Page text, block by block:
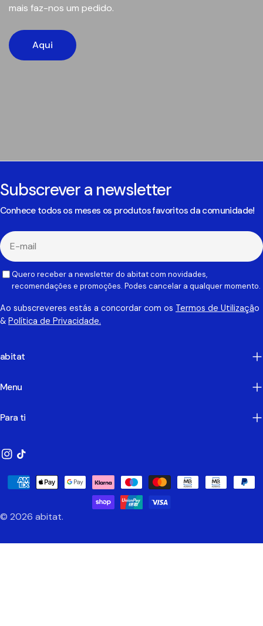
mais faz-nos um pedido.
Aqui
Subscrever a newsletter
Conhece todos os meses os produtos favoritos da comunidade!
E-
mail
Quero receber a newsletter do abitat com novidades,
recomendações e promoções. Podes cancelar a qualquer momento.
Ao subscreveres estás a concordar com os Termos de Utilização
& Política de Privacidade.
abitat
Menu
Para ti
Instagram
TikTok
© 2026 abitat.
Métodos
Pagamento